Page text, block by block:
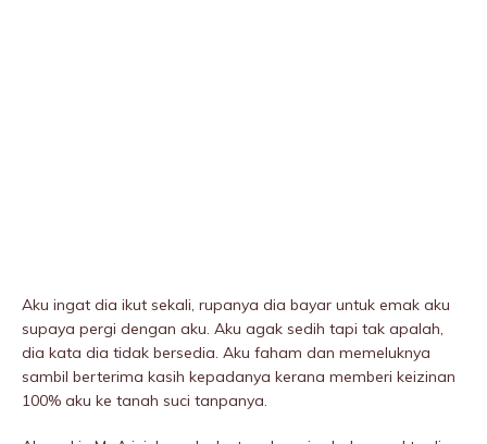
Aku ingat dia ikut sekali, rupanya dia bayar untuk emak aku
supaya pergi dengan aku. Aku agak sedih tapi tak apalah,
dia kata dia tidak bersedia. Aku faham dan memeIuknya
sambil berterima kasih kepadanya kerana memberi keizinan
100% aku ke tanah suci tanpanya.